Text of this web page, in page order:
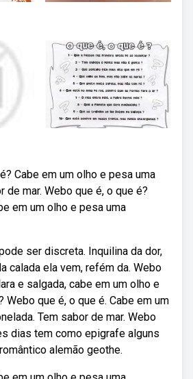
Cabe em um olho e pesa uma
de mar. Webo que é, o que é?
em um olho e pesa uma
ser discreta. Inquilina da dor,
calada ela vem, refém da. Webo
e salgada, cabe em um olho e
Webo que é, o que é. Cabe em um
Tem sabor de mar. Webo
dias tem como epigrafe alguns
alemão geothe.